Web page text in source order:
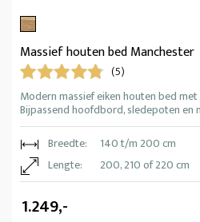
Massief houten bed Manchester
(5)
Modern massief eiken houten bed
Bijpassend hoofdbord, sledepoten en
Breedte:
140 t/m 200 cm
Lengte:
200, 210 of 220 cm
1.249,-